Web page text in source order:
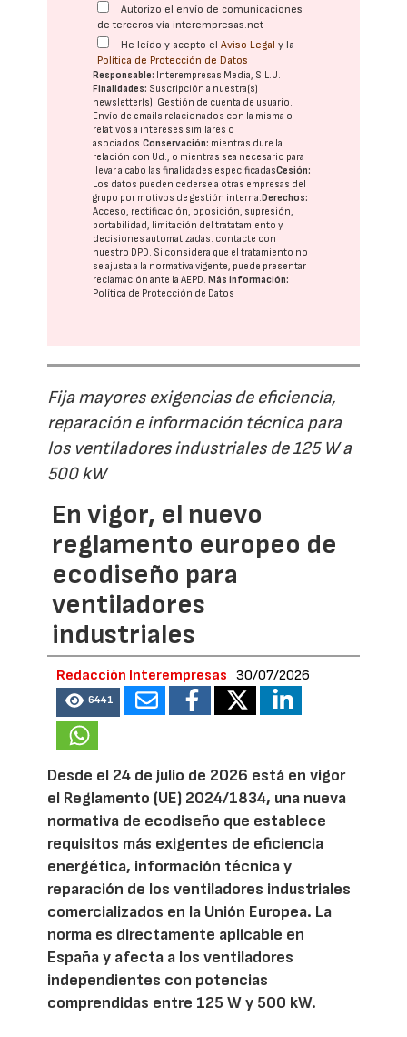
Autorizo el envío de comunicaciones
de terceros vía interempresas.net
He leído y acepto elAviso Legal y la
Política de Protección de Datos
Responsable: Interempresas Media, S.L.U.
Finalidades: Suscripción a nuestra(s)
newsletter(s). Gestión de cuenta de usuario.
Envío de emails relacionados con la misma o
relativos a intereses similares o
asociados.Conservación: mientras dure la
relación con Ud., o mientras sea necesario para
llevar a cabo las finalidades especificadasCesión:
Los datos pueden cederse a otras empresas del
grupo por motivos de gestión interna. Derechos:
Acceso, rectificación, oposición, supresión,
portabilidad, limitación del tratatamiento y
decisiones automatizadas: contacte con
nuestro DPD. Si considera que el tratamiento no
se ajusta a la normativa vigente, puede presentar
reclamación ante laAEPD. Más información:
Política de Protección de Datos
Fija mayores exigencias de eficiencia,
reparación e información técnica para
los ventiladores industriales de 125 W a
500 kW
En vigor, el nuevo
reglamento europeo de
ecodiseño para
ventiladores
industriales
Redacción Interempresas 30/07/2026
6441
Desde el 24 de julio de 2026 está en vigor
el Reglamento (UE) 2024/1834, una nueva
normativa de ecodiseño que establece
requisitos más exigentes de eficiencia
energética, información técnica y
reparación de los ventiladores industriales
comercializados en la Unión Europea. La
norma es directamente aplicable en
España y afecta a los ventiladores
independientes con potencias
comprendidas entre 125 W y 500 kW.